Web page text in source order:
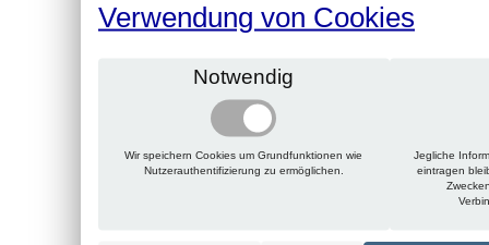
Verwendung von Cookies
Notwendig
Wir speichern Cookies um Grundfunktionen wie
Nutzerauthentifizierung zu ermöglichen.
Jegliche
eintragen